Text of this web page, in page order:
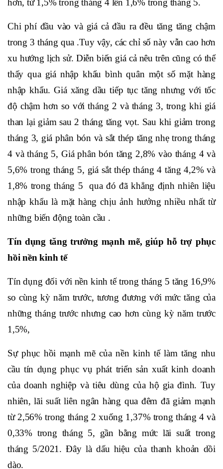
hơn, từ 1,5% trong tháng 4 lên 1,6% trong tháng 5.
Chi phí đầu vào và giá cả đầu ra đều tăng tăng chậm
trong 3 tháng qua .Tuy vậy, các chỉ số này vẫn cao hơn
xu hướng lịch sử. Diễn biến giá cả nêu trên cũng có thể
thấy qua giá nhập khẩu bình quân một số mặt hàng
nhập khẩu. Giá xăng dầu tiếp tục tăng nhưng với tốc
độ chậm hơn so với tháng 2 và tháng 3, trong khi giá
than lại giảm sau 2 tháng tăng vọt. Sau khi giảm trong
tháng 3, giá phân bón và sắt thép tăng nhẹ trong tháng
4 và tháng 5, Giá phân bón tăng 2,8% vào tháng 4 và
5,6% trong tháng 5, giá sắt thép tháng 4 tăng 4,2% và
1,8% trong tháng 5 qua đó đã khẳng định nhiên liệu
nhập khẩu là mặt hàng chịu ảnh hưởng nhiều nhất từ
những biến động toàn cầu .
Tín dụng tăng trưởng mạnh mẽ, giúp hỗ trợ phục
hồi nền kinh tế
Tín dụng đối với nền kinh tế trong tháng 5 tăng 16,9%
so cùng kỳ năm trước, tương đương với mức tăng của
những tháng trước nhưng cao hơn cùng kỳ năm trước
1,5%,
Sự phục hồi mạnh mẽ của nền kinh tế làm tăng nhu
cầu tín dụng phục vụ phát triển sản xuất kinh doanh
của doanh nghiệp và tiêu dùng của hộ gia đình. Tuy
nhiên, lãi suất liên ngân hàng qua đêm đã giảm mạnh
từ 2,56% trong tháng 2 xuống 1,37% trong tháng 4 và
0,33% trong tháng 5, gần bằng mức lãi suất trong
tháng 5/2021. Đây là dấu hiệu của thanh khoản dồi
dào.